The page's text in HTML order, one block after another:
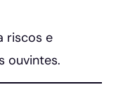
riscos e
ouvintes.